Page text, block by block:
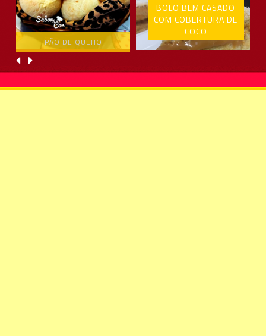
PÃO DE QUEIJO
BOLO BEM CASADO
COM COBERTURA DE
COCO